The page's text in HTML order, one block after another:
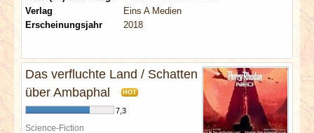
Verlag
Eins A Medien
Erscheinungsjahr
2018
Das verfluchte Land / Schatten
über Ambaphal
HOT
7,3
Science-Fiction